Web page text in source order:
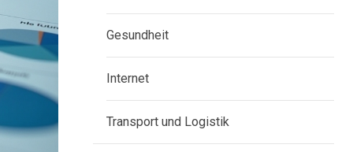
Gesundheit
Internet
Transport und Logistik